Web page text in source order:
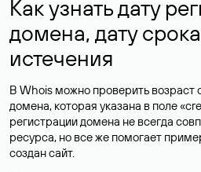
Как узнать дату
домена, дату
истечения
В Whois можно проверить возраст
домена, которая указана в поле
регистрации домена не всегда
ресурса, но все же помогает
создан сайт.